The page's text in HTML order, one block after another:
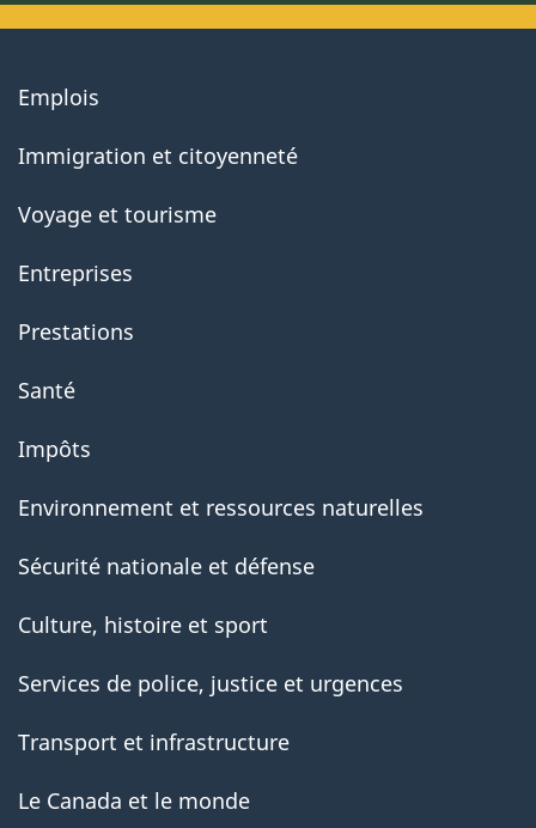
About
government
Emplois
Immigration et citoyenneté
Voyage et tourisme
Entreprises
Prestations
Santé
Impôts
Environnement et ressources naturelles
Sécurité nationale et défense
Culture, histoire et sport
Services de police, justice et urgences
Transport et infrastructure
Le Canada et le monde